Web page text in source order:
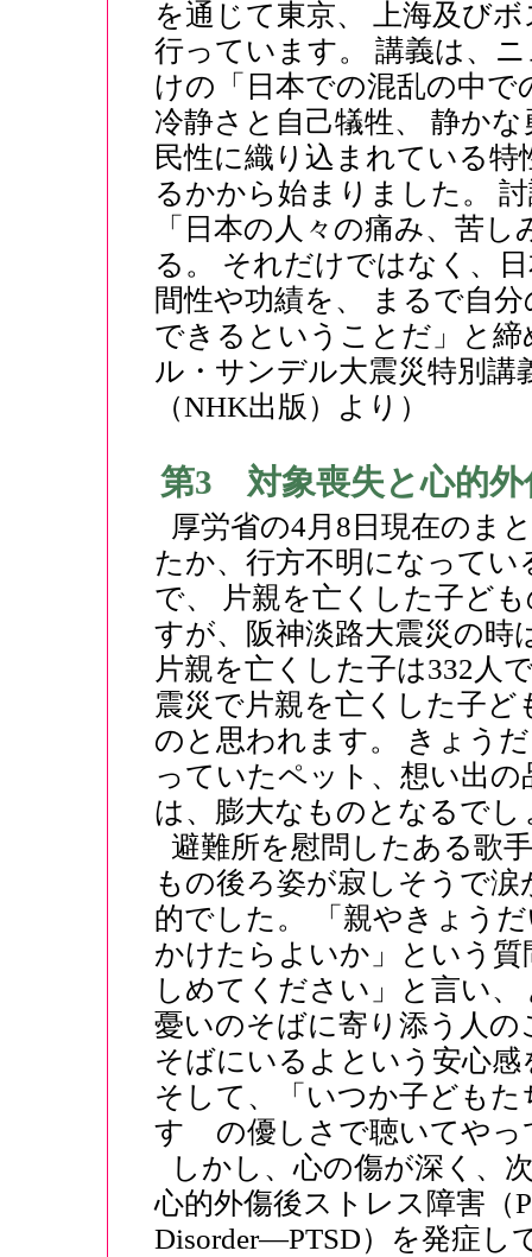
を通じて東京、 上海及び
行っています。 講義は、
けの「日本での混乱の中
冷静さと自己犠牲、 静か
民性に織り込まれている
るかから始まりました。
「日本の人々の痛み、苦
る。 それだけではなく、
間性や功績を、 まるで自
できるということだ」と
ル・サンデル大震災特別
（NHK出版）より）
第3 対象喪失と心的外
厚労省の4月8日現在のま
たか、行方不明になってい
で、 片親を亡くした子ど
すが、阪神淡路大震災の時
片親を亡くした子は332人
震災で片親を亡くした子
のと思われます。 きょう
っていたペット、想い出
は、膨大なものとなるでし
避難所を慰問したある歌
もの後ろ姿が寂しそうで
的でした。 「親やきょう
かけたらよいか」という
しめてください」と言い
憂いのそばに寄り添う人
そばにいるよという安心
そして、「いつか子ども
すゞの優しさで聴いてや
しかし、心の傷が深く、
心的外傷後ストレス障害（
Disorder―PTSD）を発症し